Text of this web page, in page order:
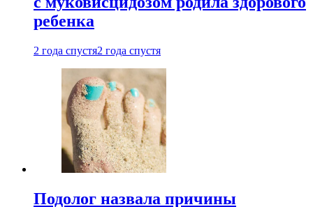
ребенка
2 года спустя2 года спустя
Подолог назвала причины